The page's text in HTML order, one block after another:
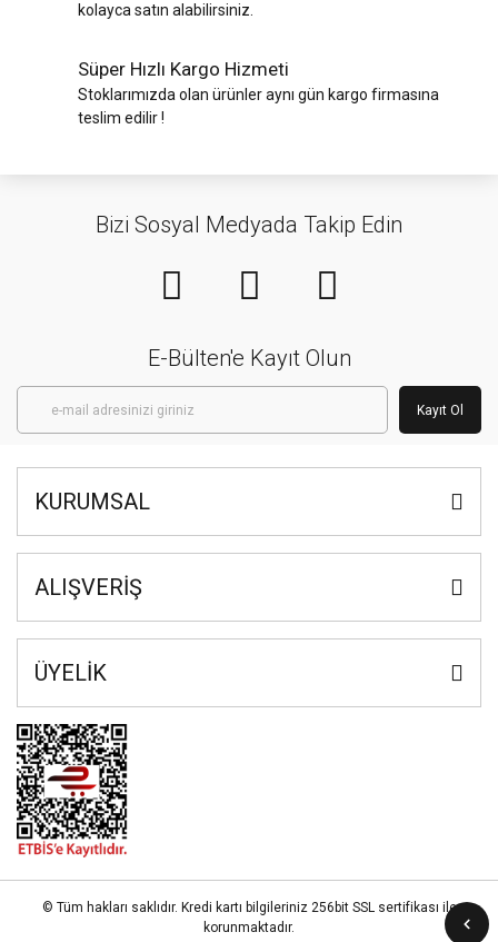
kolayca satın alabilirsiniz.
Süper Hızlı Kargo Hizmeti
Stoklarımızda olan ürünler aynı gün kargo firmasına
teslim edilir !
Bizi Sosyal Medyada Takip Edin
E-Bülten'e Kayıt Olun
Kayıt Ol
KURUMSAL
ALIŞVERİŞ
ÜYELİK
© Tüm hakları saklıdır. Kredi kartı bilgileriniz 256bit SSL sertifikası ile
korunmaktadır.